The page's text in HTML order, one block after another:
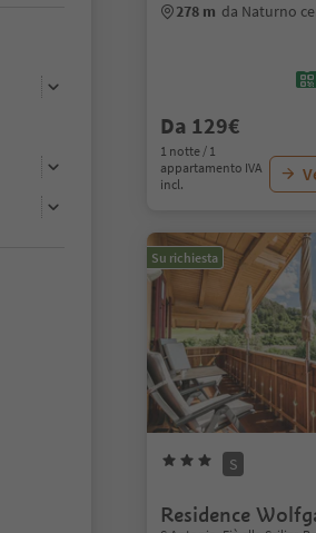
278 m da Naturno
Da 129€
1 notte / 1
appartamento IVA
incl.
Su richiesta
S
Residence